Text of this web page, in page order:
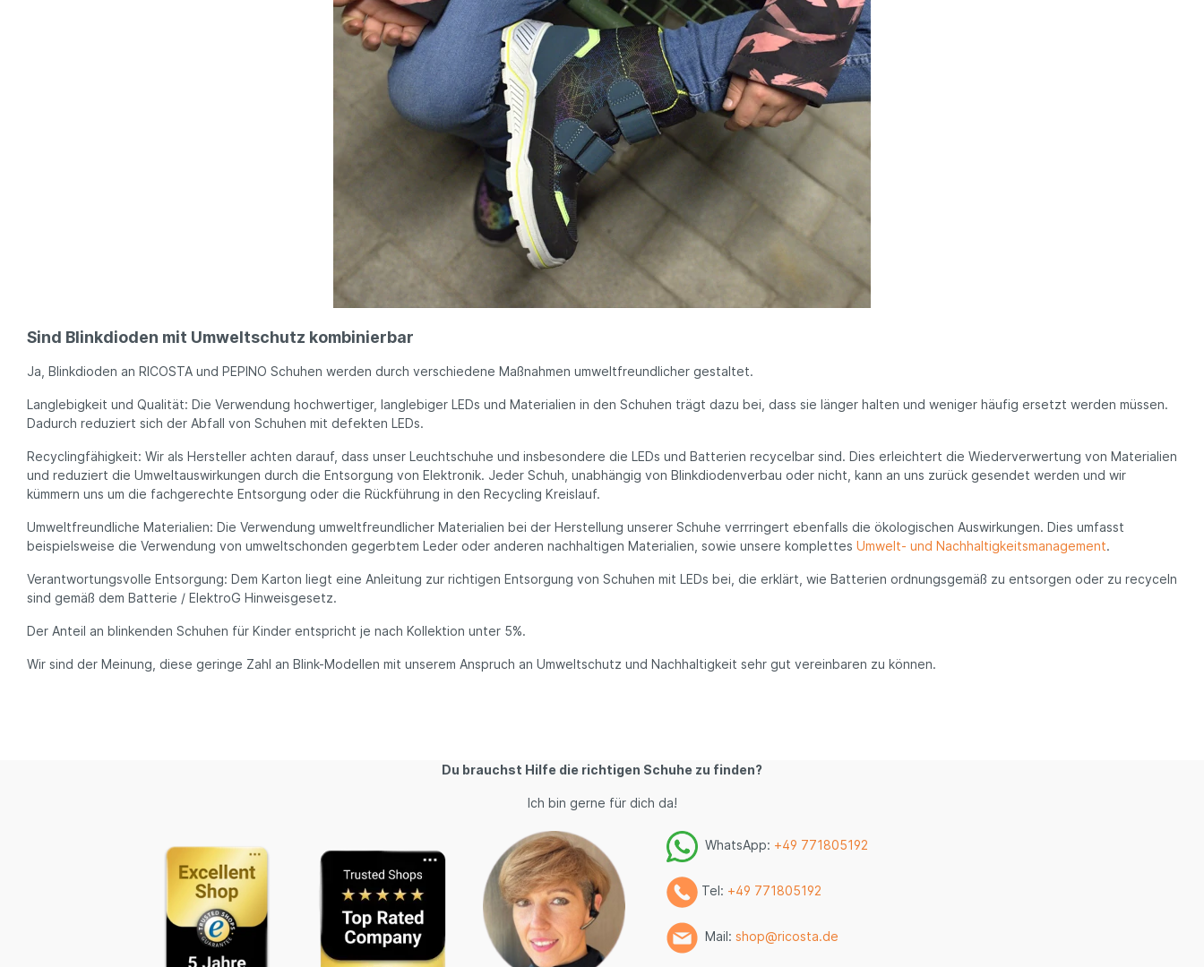
Sind Blinkdioden mit Umweltschutz kombinierbar
Ja, Blinkdioden an RICOSTA und PEPINO Schuhen werden durch verschiedene Maßnahmen umweltfreundlicher gestaltet.
Langlebigkeit und Qualität: Die Verwendung hochwertiger, langlebiger LEDs und Materialien in den Schuhen trägt dazu bei, dass sie länger halten und weniger häufig ersetzt werden müssen.
Dadurch reduziert sich der Abfall von Schuhen mit defekten LEDs.
Recyclingfähigkeit: Wir als Hersteller achten darauf, dass unser Leuchtschuhe und insbesondere die LEDs und Batterien recycelbar sind. Dies erleichtert die Wiederverwertung von Materialien
und reduziert die Umweltauswirkungen durch die Entsorgung von Elektronik. Jeder Schuh, unabhängig von Blinkdiodenverbau oder nicht, kann an uns zurück gesendet werden und wir
kümmern uns um die fachgerechte Entsorgung oder die Rückführung in den Recycling Kreislauf.
Umweltfreundliche Materialien: Die Verwendung umweltfreundlicher Materialien bei der Herstellung unserer Schuhe verrringert ebenfalls die ökologischen Auswirkungen. Dies umfasst
beispielsweise die Verwendung von umweltschonden gegerbtem Leder oder anderen nachhaltigen Materialien, sowie unsere komplettes Umwelt- und Nachhaltigkeitsmanagement.
Verantwortungsvolle Entsorgung: Dem Karton liegt eine Anleitung zur richtigen Entsorgung von Schuhen mit LEDs bei, die erklärt, wie Batterien ordnungsgemäß zu entsorgen oder zu recyceln
sind gemäß dem Batterie / ElektroG Hinweisgesetz.
Der Anteil an blinkenden Schuhen für Kinder entspricht je nach Kollektion unter 5%.
Wir sind der Meinung, diese geringe Zahl an Blink-Modellen mit unserem Anspruch an Umweltschutz und Nachhaltigkeit sehr gut vereinbaren zu können.
Du brauchst Hilfe die richtigen Schuhe zu finden?
Ich bin gerne für dich da!
WhatsApp: +49 771805192
Tel: +49 771805192
Mail: shop@ricosta.de